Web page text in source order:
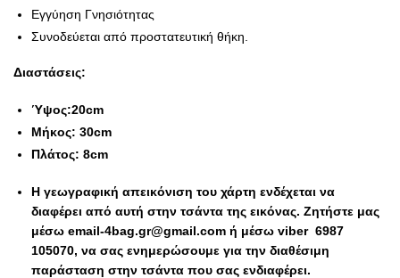
Εγγύηση Γνησιότητας
Συνοδεύεται από προστατευτική θήκη.
Διαστάσεις:
Ύψος:20cm
Μήκος: 30cm
Πλάτος: 8cm
Η γεωγραφική απεικόνιση του χάρτη ενδέχεται να
διαφέρει από αυτή στην τσάντα της εικόνας. Ζητήστε μας
μέσω email-4bag.gr@gmail.com ή μέσω viber 6987
105070, να σας ενημερώσουμε για την διαθέσιμη
παράσταση στην τσάντα που σας ενδιαφέρει.